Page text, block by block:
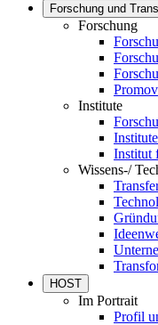
Forschung und
Forschung
Institute
Institut
Wissens-/
HOST
Im Portrait
Profil